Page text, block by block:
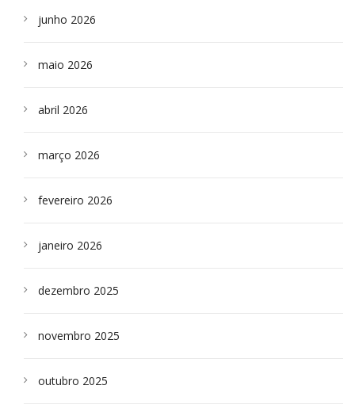
junho 2026
maio 2026
abril 2026
março 2026
fevereiro 2026
janeiro 2026
dezembro 2025
novembro 2025
outubro 2025